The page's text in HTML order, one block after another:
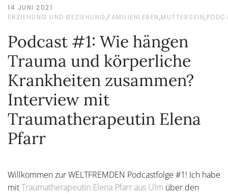
14 JUNI 2021
ERZIEHUNG UND BEZIEHUNG,FAMILIENLEBEN,MUTTERSEIN,
Podcast #1: Wie hängen
Trauma und körperliche
Krankheiten zusammen?
Interview mit
Traumatherapeutin Elena
Pfarr
Willkommen zur WELTFREMDEN Podcastfolge #1! Ich habe
mitTraumatherapeutin Elena Pfarr aus Ulm über den